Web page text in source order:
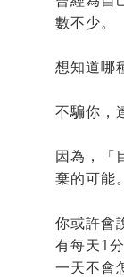
數不少。
想知道哪
不騙你，
因為，「
棄的可能。
你或許會
有每天1
一天不會